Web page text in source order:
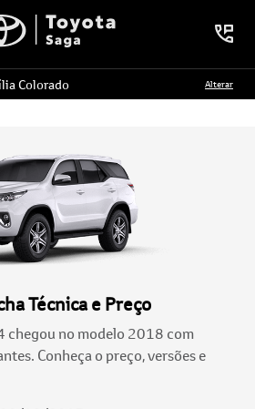
Colorado Alterar
Técnica e Preço
chegou no modelo 2018 com
Conheça o preço, versões e